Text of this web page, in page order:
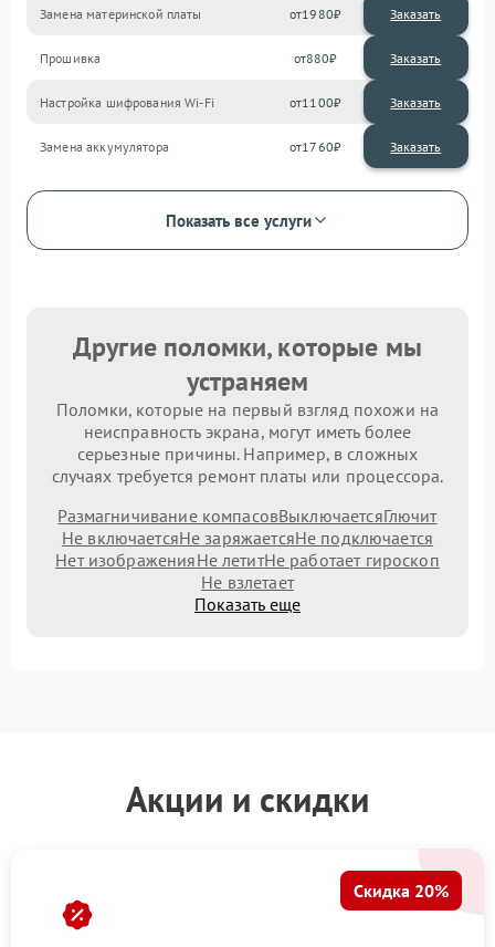
Замена материнской платы 1980
Прошивка 880
Настройка шифрования Wi-Fi 1100
Замена аккумулятора 1760
Показать все услуги
Другие поломки, которые мы
устраняем
Поломки, которые на первый взгляд похожи на
неисправность экрана, могут иметь более
серьезные причины. Например, в сложных
случаях требуется ремонт платы или процессора.
Размагничивание компасовВыключаетсяГлючит
Не включаетсяНе заряжаетсяНе подключается
Нет изображенияНе летитНе работает гироскоп
Не взлетает
Показать еще
Акции и скидки
Скидка 20%